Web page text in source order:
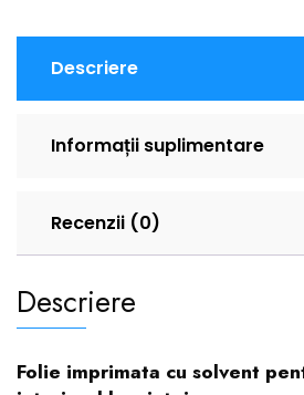
Descriere
Informații suplimentare
Recenzii (0)
Descriere
Folie imprimata cu solvent